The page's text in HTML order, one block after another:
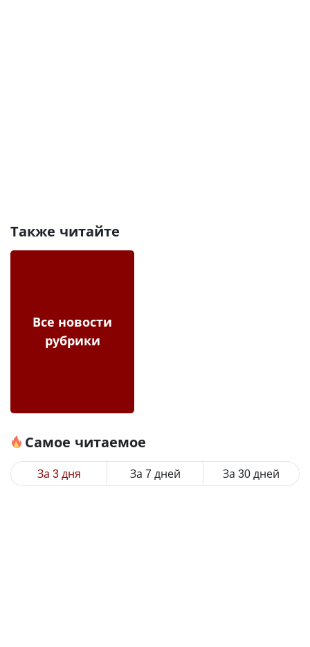
Также читайте
Все новости
рубрики
Самое читаемое
За 3 дня За 7 дней За 30 дней